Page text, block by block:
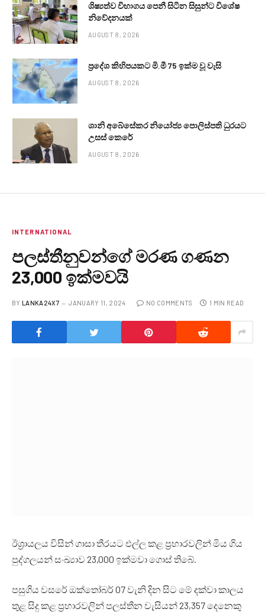
ශිෂ්‍යත්ව විභාගය පෙනී සිටින සිසුන්ට විශේෂ
නිවේදනයක්
AUGUST 8, 2026
ප්‍රදේශ කිහිපයකට මි.මී 75 ඉක්ම වූ වැසි
AUGUST 8, 2026
ශානි අබේසේකර නියෝජ්‍ය පොලිස්පති ධුරයට
උසස් කෙරේ
AUGUST 8, 2026
INTERNATIONAL
පලස්තීනුවන්ගේ මරණ ගණන
23,000 ඉක්මවයි
BY LANKA24X7 JANUARY 11, 2024 NO COMMENTS 1 MIN READ
ඊශ්‍රායලය විසින් ගාසා තීරයට එල්ල කළ ප්‍රහාරවලින් මිය ගිය
පුද්ගලයන් සංඛ්‍යාව 23,000 ඉක්මවා ගොස් තිබේ.
පසුගිය වසරේ ඔක්තෝබර් 07 වැනි දින සිට මේ දක්වා කාලය
තුළ සිදු කළ ප්‍රහාරවලින් පලස්තීන වැසියන් 23,357 දෙනෙකු